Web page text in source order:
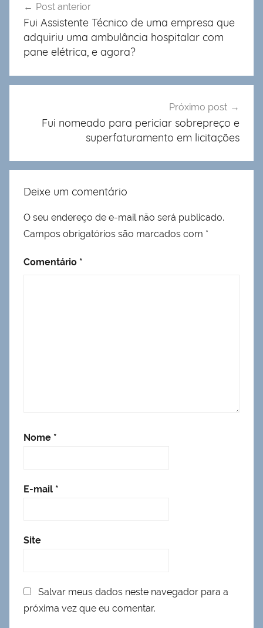
de
Post
Post anterior
Fui Assistente Técnico de uma empresa que
adquiriu uma ambulância hospitalar com
pane elétrica, e agora?
Próximo post
Fui nomeado para periciar sobrepreço e
superfaturamento em licitações
Deixe um comentário
O seu endereço de e-mail não será publicado.
Campos obrigatórios são marcados com *
Comentário *
Nome *
E-mail *
Site
Salvar meus dados neste navegador para a
próxima vez que eu comentar.